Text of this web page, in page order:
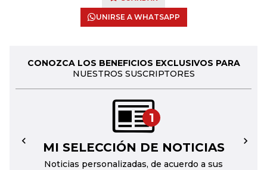
UNIRSE A WHATSAPP
CONOZCA LOS BENEFICIOS EXCLUSIVOS PARA
NUESTROS SUSCRIPTORES
1
MI SELECCIÓN DE NOTICIAS
Noticias personalizadas, de acuerdo a sus
← →